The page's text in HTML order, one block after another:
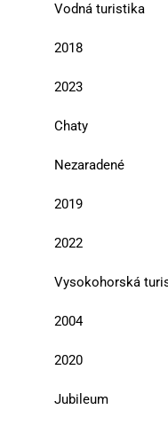
Vodná turistika
2018
2023
Chaty
Nezaradené
2019
2022
Vysokohorská
2004
2020
Jubileum